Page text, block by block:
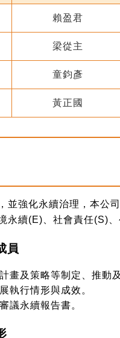
賴盈君
梁從主
童鈞彥
黃正國
並強化永續治理，本公
永續(E)、社會責任(S)、
員
畫及策略等制定、推動
執行情形與成效。
議永續報告書。